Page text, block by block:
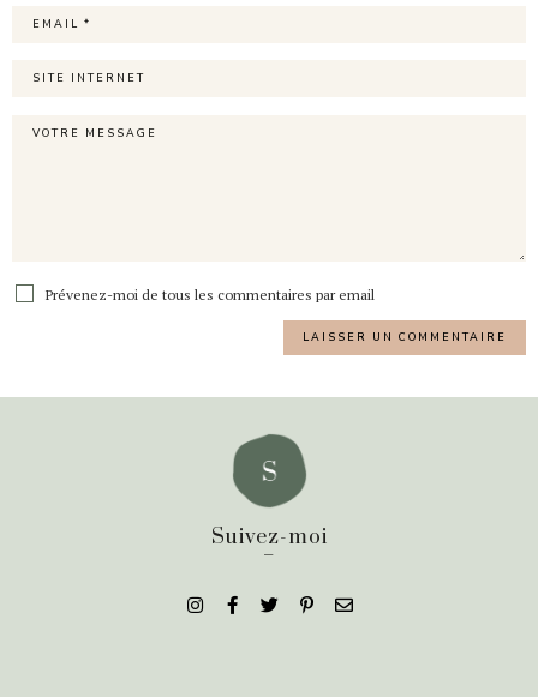
Prévenez-moi de tous les commentaires par email
Suivez-moi
_